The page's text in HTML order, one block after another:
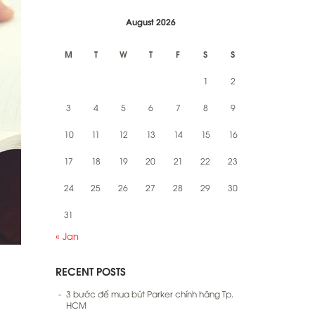
August 2026
M T W T F S S
1 2
3 4 5 6 7 8 9
10 11 12 13 14 15 16
17 18 19 20 21 22 23
24 25 26 27 28 29 30
31
« Jan
RECENT POSTS
3 bước để mua bút Parker chính hãng Tp.
HCM